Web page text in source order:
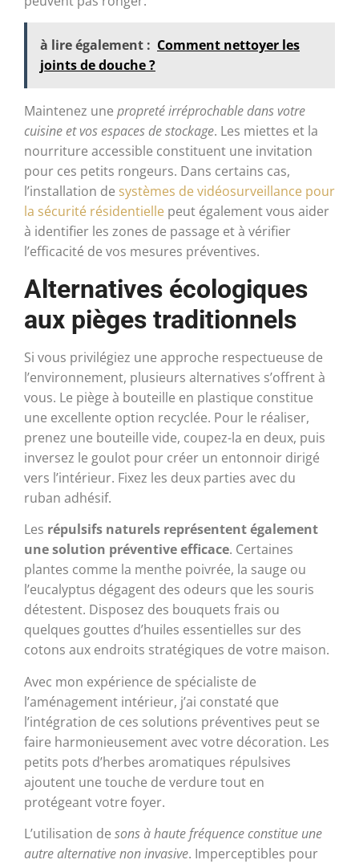
à lire également : Comment nettoyer les
joints de douche​ ?
Maintenez une propreté irréprochable dans votre
cuisine et vos espaces de stockage. Les miettes et la
nourriture accessible constituent une invitation
pour ces petits rongeurs. Dans certains cas,
l’installation de systèmes de vidéosurveillance pour
la sécurité résidentielle peut également vous aider
à identifier les zones de passage et à vérifier
l’efficacité de vos mesures préventives.
Alternatives écologiques
aux pièges traditionnels
Si vous privilégiez une approche respectueuse de
l’environnement, plusieurs alternatives s’offrent à
vous. Le piège à bouteille en plastique constitue
une excellente option recyclée. Pour le réaliser,
prenez une bouteille vide, coupez-la en deux, puis
inversez le goulot pour créer un entonnoir dirigé
vers l’intérieur. Fixez les deux parties avec du
ruban adhésif.
Les répulsifs naturels représentent également
une solution préventive efficace. Certaines
plantes comme la menthe poivrée, la sauge ou
l’eucalyptus dégagent des odeurs que les souris
détestent. Disposez des bouquets frais ou
quelques gouttes d’huiles essentielles sur des
cotons aux endroits stratégiques de votre maison.
Avec mon expérience de spécialiste de
l’aménagement intérieur, j’ai constaté que
l’intégration de ces solutions préventives peut se
faire harmonieusement avec votre décoration. Les
petits pots d’herbes aromatiques répulsives
ajoutent une touche de verdure tout en
protégeant votre foyer.
L’utilisation de sons à haute fréquence constitue une
autre alternative non invasive. Imperceptibles pour